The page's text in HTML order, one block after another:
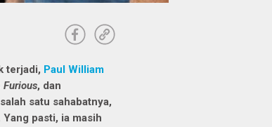
terjadi, Paul William
Furious, dan
satu sahabatnya,
Yang pasti, ia masih